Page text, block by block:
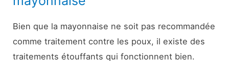
Bien que la mayonnaise ne soit pas recommandée
comme traitement contre les poux, il existe des
traitements étouffants qui fonctionnent bien.